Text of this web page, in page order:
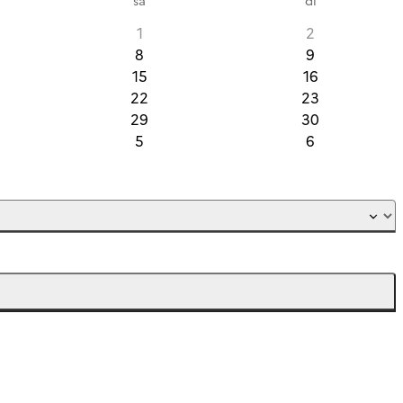
1
2
8
9
15
16
22
23
29
30
5 6